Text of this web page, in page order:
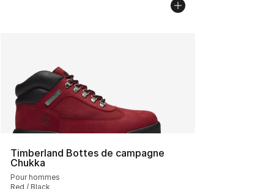
Timberland Bottes de campagne
Chukka
Pour hommes
Red / Black